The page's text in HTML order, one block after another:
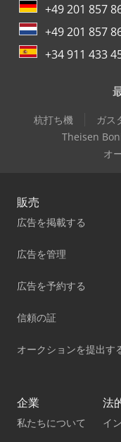
+49 201 857
+49 201 857
+34 911 433
杭打ち機 ガス
Theisen
オ
販売
広告を掲載する
広告を管理
広告を予約する
信頼の証
オークションを提出す
企業
私たちについて
法
イ